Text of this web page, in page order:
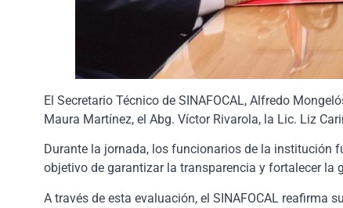
El Secretario Técnico de SINAFOCAL, Alfredo
Maura Martínez, el Abg. Víctor Rivarola, la Lic. Liz
Durante la jornada, los funcionarios de la institución
objetivo de garantizar la transparencia y fortalecer la
A través de esta evaluación, el SINAFOCAL